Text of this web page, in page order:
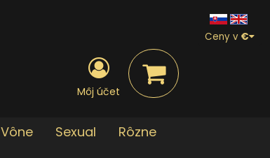
Môj účet
Ceny v €
Vône Sexual
Rôzne